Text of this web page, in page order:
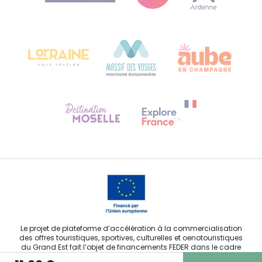
Bureau de Colmar (siège administratif)
Contactez-nous
Le projet de plateforme d’accélération à la commercialisation
des offres touristiques, sportives, culturelles et oenotouristiques
du Grand Est fait l’objet de financements FEDER dans le cadre